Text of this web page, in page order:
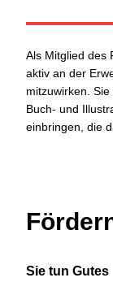
Als Mitglied des
aktiv an der
mitzuwirken.
Buch- und
einbringen, die
Sie tun Gutes